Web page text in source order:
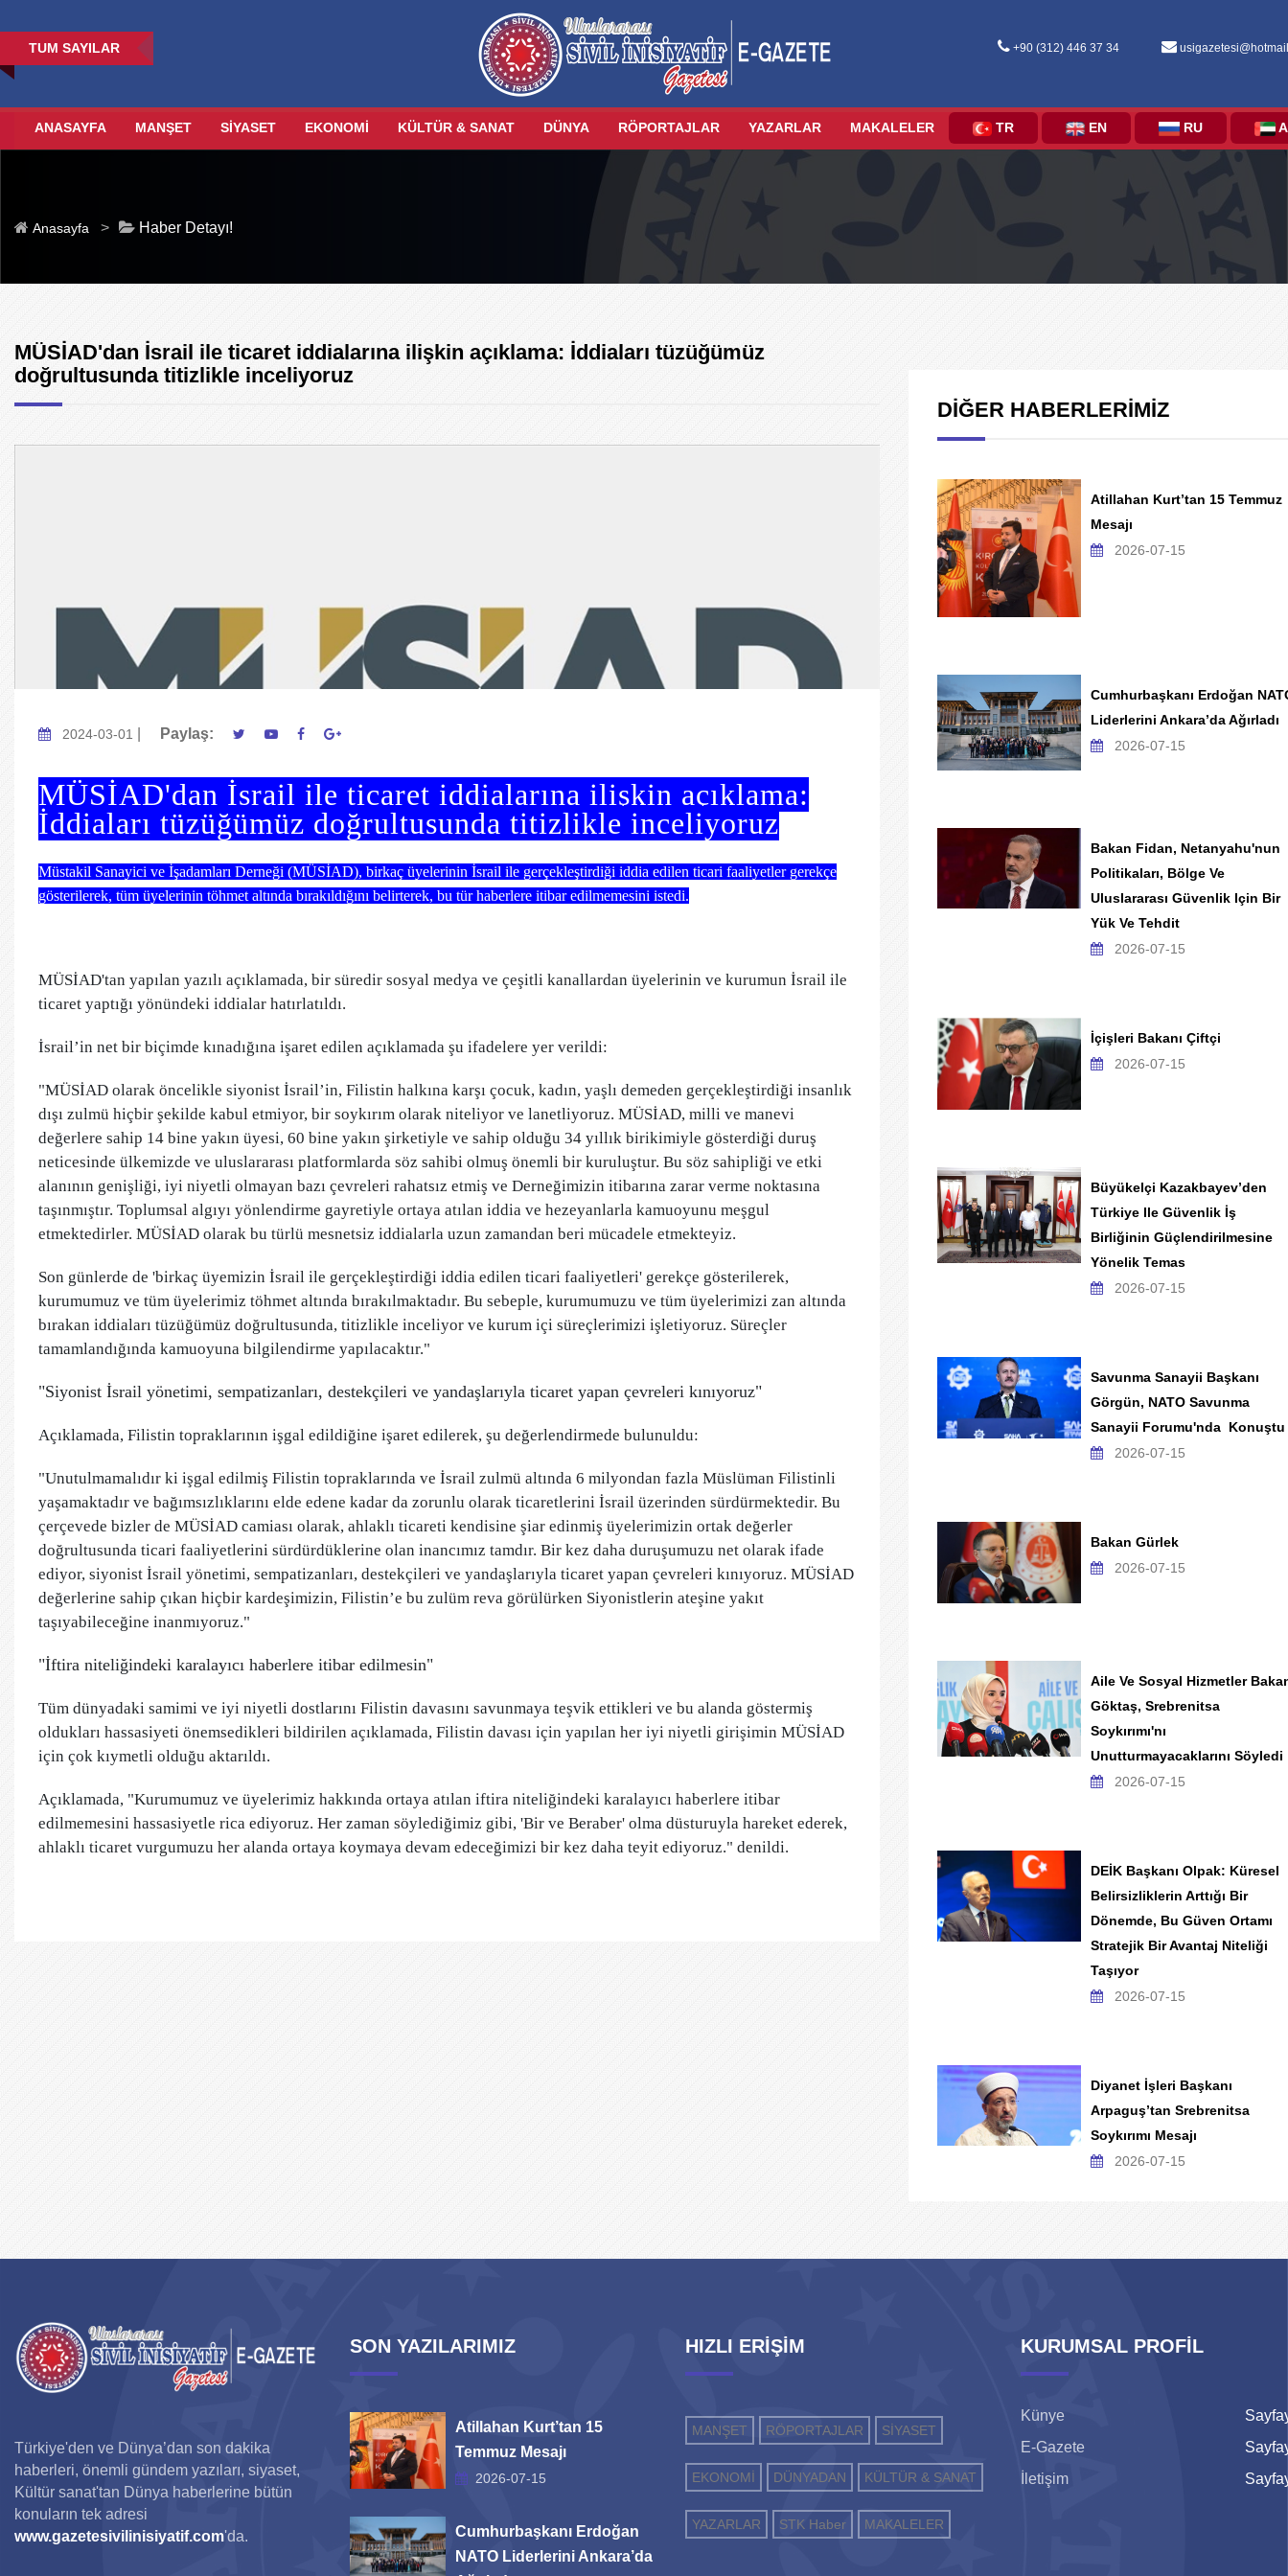
TUM SAYILAR +90 (312) 446 37 34
ANASAYFA MANŞET SİYASET EKONOMİ KÜLTÜR & SANAT DÜNYA RÖPORTAJLAR YAZARLAR MAKALELER TR EN RU
Anasayfa > Haber Detayı!
MÜSİAD'dan İsrail ile ticaret iddialarına ilişkin açıklama: İddiaları tüzüğümüz
doğrultusunda titizlikle inceliyoruz
2024-03-01 Paylaş:
MÜSİAD'dan İsrail ile ticaret iddialarına ilişkin açıklama:
İddiaları tüzüğümüz doğrultusunda titizlikle inceliyoruz
Müstakil Sanayici ve İşadamları Derneği (MÜSİAD), birkaç üyelerinin İsrail ile gerçekleştirdiği iddia edilen ticari faaliyetler gerekçe
gösterilerek, tüm üyelerinin töhmet altında bırakıldığını belirterek, bu tür haberlere itibar edilmemesini istedi.
MÜSİAD'tan yapılan yazılı açıklamada, bir süredir sosyal medya ve çeşitli kanallardan üyelerinin ve kurumun İsrail ile
ticaret yaptığı yönündeki iddialar hatırlatıldı.
İsrail’in net bir biçimde kınadığına işaret edilen açıklamada şu ifadelere yer verildi:
"MÜSİAD olarak öncelikle siyonist İsrail’in, Filistin halkına karşı çocuk, kadın, yaşlı demeden gerçekleştirdiği insanlık
dışı zulmü hiçbir şekilde kabul etmiyor, bir soykırım olarak niteliyor ve lanetliyoruz. MÜSİAD, milli ve manevi
değerlere sahip 14 bine yakın üyesi, 60 bine yakın şirketiyle ve sahip olduğu 34 yıllık birikimiyle gösterdiği duruş
neticesinde ülkemizde ve uluslararası platformlarda söz sahibi olmuş önemli bir kuruluştur. Bu söz sahipliği ve etki
alanının genişliği, iyi niyetli olmayan bazı çevreleri rahatsız etmiş ve Derneğimizin itibarına zarar verme noktasına
taşınmıştır. Toplumsal algıyı yönlendirme gayretiyle ortaya atılan iddia ve hezeyanlarla kamuoyunu meşgul
etmektedirler. MÜSİAD olarak bu türlü mesnetsiz iddialarla uzun zamandan beri mücadele etmekteyiz.
Son günlerde de 'birkaç üyemizin İsrail ile gerçekleştirdiği iddia edilen ticari faaliyetleri' gerekçe gösterilerek,
kurumumuz ve tüm üyelerimiz töhmet altında bırakılmaktadır. Bu sebeple, kurumumuzu ve tüm üyelerimizi zan altında
bırakan iddiaları tüzüğümüz doğrultusunda, titizlikle inceliyor ve kurum içi süreçlerimizi işletiyoruz. Süreçler
tamamlandığında kamuoyuna bilgilendirme yapılacaktır."
"Siyonist İsrail yönetimi, sempatizanları, destekçileri ve yandaşlarıyla ticaret yapan çevreleri kınıyoruz"
Açıklamada, Filistin topraklarının işgal edildiğine işaret edilerek, şu değerlendirmede bulunuldu:
"Unutulmamalıdır ki işgal edilmiş Filistin topraklarında ve İsrail zulmü altında 6 milyondan fazla Müslüman Filistinli
yaşamaktadır ve bağımsızlıklarını elde edene kadar da zorunlu olarak ticaretlerini İsrail üzerinden sürdürmektedir. Bu
çerçevede bizler de MÜSİAD camiası olarak, ahlaklı ticareti kendisine şiar edinmiş üyelerimizin ortak değerler
doğrultusunda ticari faaliyetlerini sürdürdüklerine olan inancımız tamdır. Bir kez daha duruşumuzu net olarak ifade
ediyor, siyonist İsrail yönetimi, sempatizanları, destekçileri ve yandaşlarıyla ticaret yapan çevreleri kınıyoruz. MÜSİAD
değerlerine sahip çıkan hiçbir kardeşimizin, Filistin’e bu zulüm reva görülürken Siyonistlerin ateşine yakıt
taşıyabileceğine inanmıyoruz."
"İftira niteliğindeki karalayıcı haberlere itibar edilmesin"
Tüm dünyadaki samimi ve iyi niyetli dostlarını Filistin davasını savunmaya teşvik ettikleri ve bu alanda göstermiş
oldukları hassasiyeti önemsedikleri bildirilen açıklamada, Filistin davası için yapılan her iyi niyetli girişimin MÜSİAD
için çok kıymetli olduğu aktarıldı.
Açıklamada, "Kurumumuz ve üyelerimiz hakkında ortaya atılan iftira niteliğindeki karalayıcı haberlere itibar
edilmemesini hassasiyetle rica ediyoruz. Her zaman söylediğimiz gibi, 'Bir ve Beraber' olma düsturuyla hareket ederek,
ahlaklı ticaret vurgumuzu her alanda ortaya koymaya devam edeceğimizi bir kez daha teyit ediyoruz." denildi.
DİĞER HABERLERİMİZ
Atillahan Kurt’tan 15 Temmuz
Mesajı
2026-07-15
Cumhurbaşkanı Erdoğan
Liderlerini Ankara’da Ağırladı
2026-07-15
Bakan Fidan, Netanyahu'nun
Politikaları, Bölge Ve
Uluslararası Güvenlik Için Bir
Yük Ve Tehdit
2026-07-15
İçişleri Bakanı Çiftçi
2026-07-15
Büyükelçi Kazakbayev’den
Türkiye Ile Güvenlik İş
Birliğinin Güçlendirilmesine
Yönelik Temas
2026-07-15
Savunma Sanayii Başkanı
Görgün, NATO Savunma
Sanayii Forumu'nda Konuştu
2026-07-15
Bakan Gürlek
2026-07-15
Aile Ve Sosyal Hizmetler
Göktaş, Srebrenitsa
Soykırımı'nı
Unutturmayacaklarını Söyledi
2026-07-15
DEİK Başkanı Olpak: Küresel
Belirsizliklerin Arttığı Bir
Dönemde, Bu Güven Ortamı
Stratejik Bir Avantaj Niteliği
Taşıyor
2026-07-15
Diyanet İşleri Başkanı
Arpaguş’tan Srebrenitsa
Soykırımı Mesajı
2026-07-15
Türkiye'den ve Dünya’dan son dakika
haberleri, önemli gündem yazıları, siyaset,
Kültür sanat'tan Dünya haberlerine bütün
konuların tek adresi
www.gazetesivilinisiyatif.com'da.
SON YAZILARIMIZ
Atillahan Kurt’tan 15
Temmuz Mesajı
2026-07-15
Cumhurbaşkanı Erdoğan
NATO Liderlerini Ankara’da
HIZLI ERİŞİM
MANŞET RÖPORTAJLAR SİYASET
EKONOMİ DÜNYADAN KÜLTÜR & SANAT
YAZARLAR STK Haber MAKALELER
KURUMSAL PROFİL
Künye
E-Gazete
İletişim